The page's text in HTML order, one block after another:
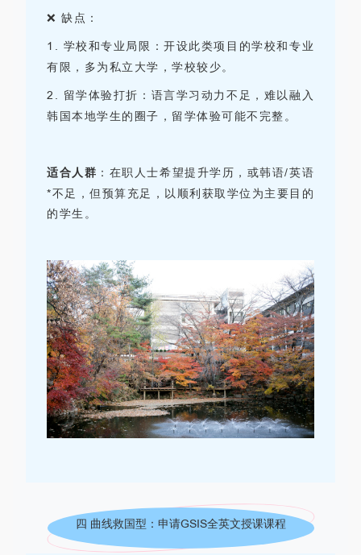
❌ 缺点：
1. 学校和专业局限：开设此类项目的学校和专业
有限，多为私立大学，学校较少。
2. 留学体验打折：语言学习动力不足，难以融入
韩国本地学生的圈子，留学体验可能不完整。
适合人群 ： 在职人士希望提升学历，或韩语/英语
*不足，但预算充足，以顺利获取学位为主要目的
的学生。
四 曲线救国型：申请GSIS全英文授课课程